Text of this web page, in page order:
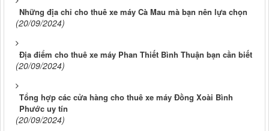
Những địa chỉ cho thuê xe máy Cà Mau mà bạn nên lựa chọn
(20/09/2024)
Địa điểm cho thuê xe máy Phan Thiết Bình Thuận bạn cần biết
(20/09/2024)
Tổng hợp các cửa hàng cho thuê xe máy Đồng Xoài Bình
Phước uy tín
(20/09/2024)